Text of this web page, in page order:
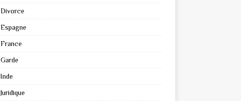
Divorce
Espagne
France
Garde
Inde
Juridique